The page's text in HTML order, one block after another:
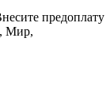
предоплату
Мир,